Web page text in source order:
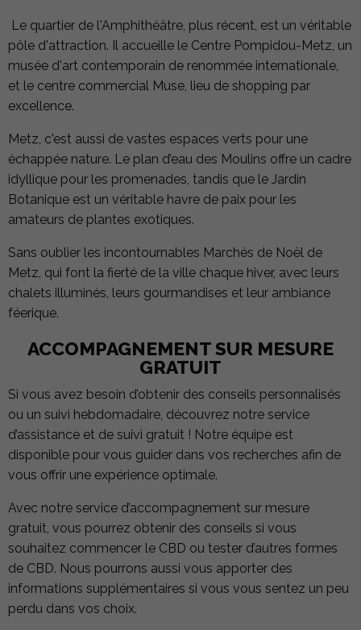
Le quartier de l'Amphithéâtre, plus récent, est un véritable
pôle d'attraction. Il accueille le Centre Pompidou-Metz, un
musée d'art contemporain de renommée internationale,
et le centre commercial Muse, lieu de shopping par
excellence.
Metz, c'est aussi de vastes espaces verts pour une
échappée nature. Le plan d’eau des Moulins offre un cadre
idyllique pour les promenades, tandis que le Jardin
Botanique est un véritable havre de paix pour les
amateurs de plantes exotiques.
Sans oublier les incontournables Marchés de Noël de
Metz, qui font la fierté de la ville chaque hiver, avec leurs
chalets illuminés, leurs gourmandises et leur ambiance
féerique.
ACCOMPAGNEMENT SUR MESURE
GRATUIT
Si vous avez besoin d’obtenir des conseils personnalisés
ou un suivi hebdomadaire, découvrez notre service
d’assistance et de suivi gratuit ! Notre équipe est
disponible pour vous guider dans vos recherches afin de
vous offrir une expérience optimale.
Avec notre service d’accompagnement sur mesure
gratuit, vous pourrez obtenir des conseils si vous
souhaitez commencer le CBD ou tester d’autres formes
de CBD. Nous pourrons aussi vous apporter des
informations supplémentaires si vous vous sentez un peu
perdu dans vos choix.